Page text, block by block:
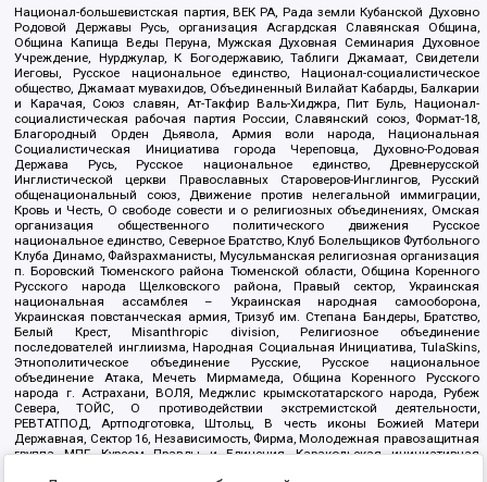
Национал-большевистская партия, ВЕК РА, Рада земли Кубанской Духовно
Родовой Державы Русь, организация Асгардская Славянская Община,
Община Капища Веды Перуна, Мужская Духовная Семинария Духовное
Учреждение, Нурджулар, К Богодержавию, Таблиги Джамаат, Свидетели
Иеговы, Русское национальное единство, Национал-социалистическое
общество, Джамаат мувахидов, Объединенный Вилайат Кабарды, Балкарии
и Карачая, Союз славян, Ат-Такфир Валь-Хиджра, Пит Буль, Национал-
социалистическая рабочая партия России, Славянский союз, Формат-18,
Благородный Орден Дьявола, Армия воли народа, Национальная
Социалистическая Инициатива города Череповца, Духовно-Родовая
Держава Русь, Русское национальное единство, Древнерусской
Инглистической церкви Православных Староверов-Инглингов, Русский
общенациональный союз, Движение против нелегальной иммиграции,
Кровь и Честь, О свободе совести и о религиозных объединениях, Омская
организация общественного политического движения Русское
национальное единство, Северное Братство, Клуб Болельщиков Футбольного
Клуба Динамо, Файзрахманисты, Мусульманская религиозная организация
п. Боровский Тюменского района Тюменской области, Община Коренного
Русского народа Щелковского района, Правый сектор, Украинская
национальная ассамблея – Украинская народная самооборона,
Украинская повстанческая армия, Тризуб им. Степана Бандеры, Братство,
Белый Крест, Misanthropic division, Религиозное объединение
последователей инглиизма, Народная Социальная Инициатива, TulaSkins,
Этнополитическое объединение Русские, Русское национальное
объединение Атака, Мечеть Мирмамеда, Община Коренного Русского
народа г. Астрахани, ВОЛЯ, Меджлис крымскотатарского народа, Рубеж
Севера, ТОЙС, О противодействии экстремистской деятельности,
РЕВТАТПОД, Артподготовка, Штольц, В честь иконы Божией Матери
Державная, Сектор 16, Независимость, Фирма, Молодежная правозащитная
группа МПГ, Курсом Правды и Единения, Каракольская инициативная